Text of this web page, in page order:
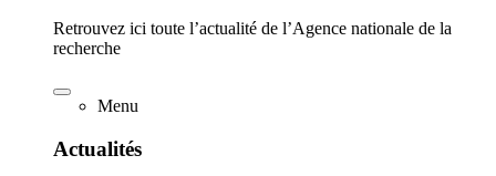
Retrouvez ici toute l’actualité de l’Agence nationale de la
recherche
Menu
Actualités